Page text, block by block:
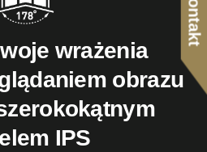
wrażenia
obrazu
IPS
Kontakt